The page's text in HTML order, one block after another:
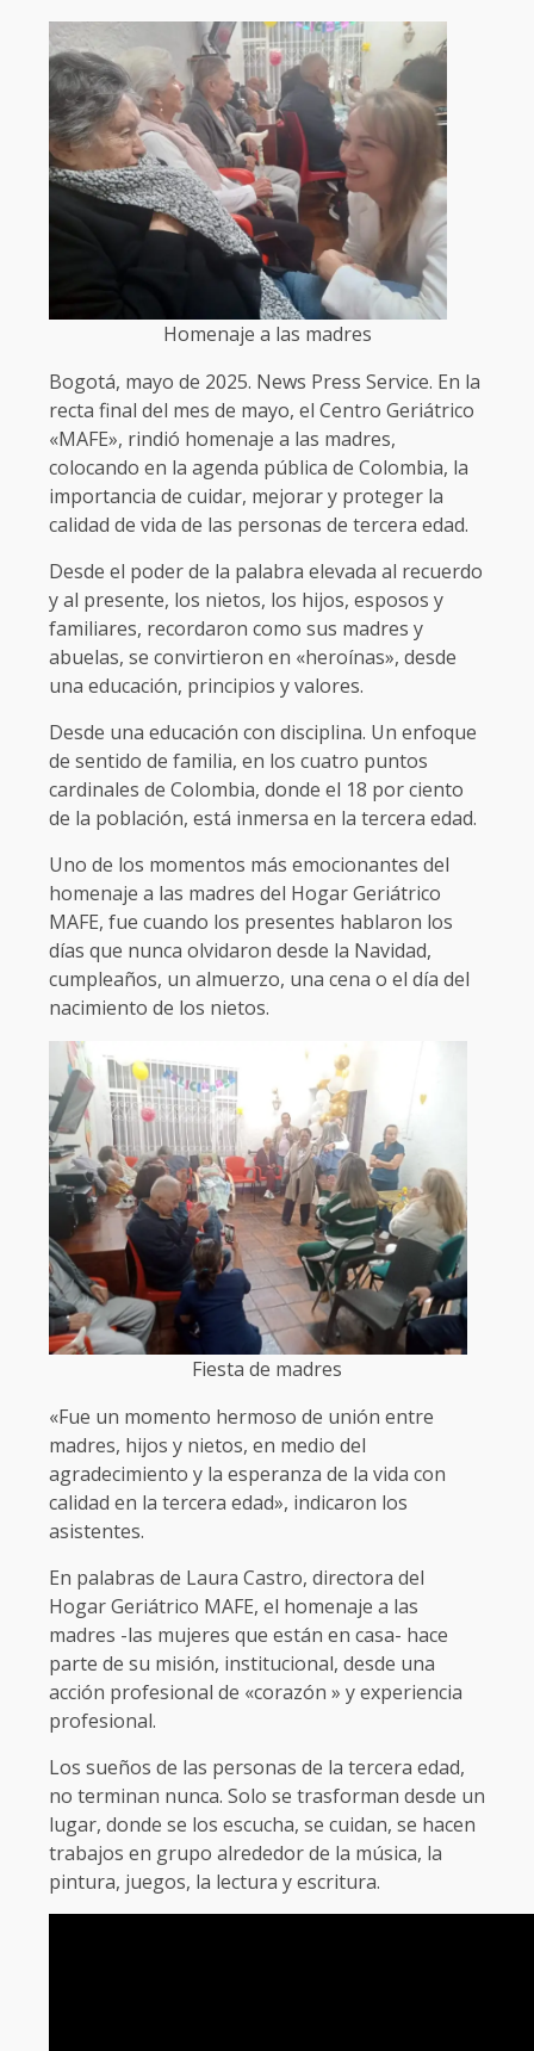
Homenaje a las madres
Bogotá, mayo de 2025. News Press Service. En la
recta final del mes de mayo, el Centro Geriátrico
«MAFE», rindió homenaje a las madres,
colocando en la agenda pública de Colombia, la
importancia de cuidar, mejorar y proteger la
calidad de vida de las personas de tercera edad.
Desde el poder de la palabra elevada al recuerdo
y al presente, los nietos, los hijos, esposos y
familiares, recordaron como sus madres y
abuelas, se convirtieron en «heroínas», desde
una educación, principios y valores.
Desde una educación con disciplina. Un enfoque
de sentido de familia, en los cuatro puntos
cardinales de Colombia, donde el 18 por ciento
de la población, está inmersa en la tercera edad.
Uno de los momentos más emocionantes del
homenaje a las madres del Hogar Geriátrico
MAFE, fue cuando los presentes hablaron los
días que nunca olvidaron desde la Navidad,
cumpleaños, un almuerzo, una cena o el día del
nacimiento de los nietos.
Fiesta de madres
«Fue un momento hermoso de unión entre
madres, hijos y nietos, en medio del
agradecimiento y la esperanza de la vida con
calidad en la tercera edad», indicaron los
asistentes.
En palabras de Laura Castro, directora del
Hogar Geriátrico MAFE, el homenaje a las
madres -las mujeres que están en casa- hace
parte de su misión, institucional, desde una
acción profesional de «corazón » y experiencia
profesional.
Los sueños de las personas de la tercera edad,
no terminan nunca. Solo se trasforman desde un
lugar, donde se los escucha, se cuidan, se hacen
trabajos en grupo alrededor de la música, la
pintura, juegos, la lectura y escritura.